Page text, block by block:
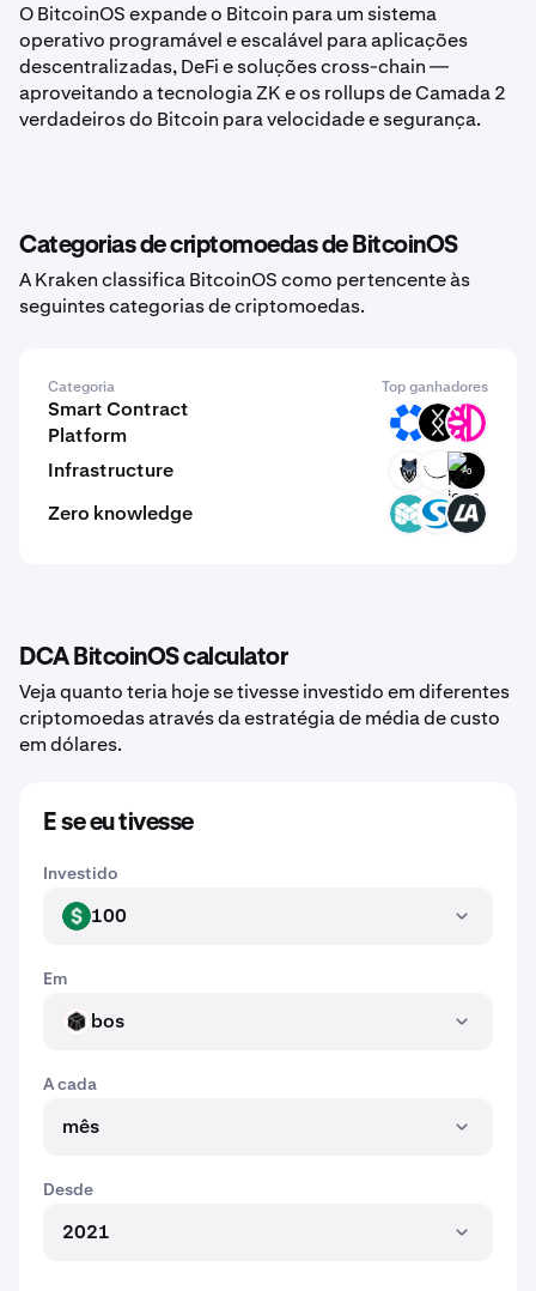
O BitcoinOS expande o Bitcoin para um sistema
operativo programável e escalável para aplicações
descentralizadas, DeFi e soluções cross-chain —
aproveitando a tecnologia ZK e os rollups de Camada 2
verdadeiros do Bitcoin para velocidade e segurança.
Categorias de criptomoedas de BitcoinOS
A Kraken classifica BitcoinOS como pertencente às
seguintes categorias de criptomoedas.
Categoria Top ganhadores
Smart Contract
Platform
OMNI DRC DFI
Infrastructure TRN P0
Zero knowledge MCH SYS LA
DCA BitcoinOS calculator
Veja quanto teria hoje se tivesse investido em diferentes
criptomoedas através da estratégia de média de custo
em dólares.
E se eu tivesse
Investido
USD 100
Em
BOS bos
A cada
mês
Desde
2021